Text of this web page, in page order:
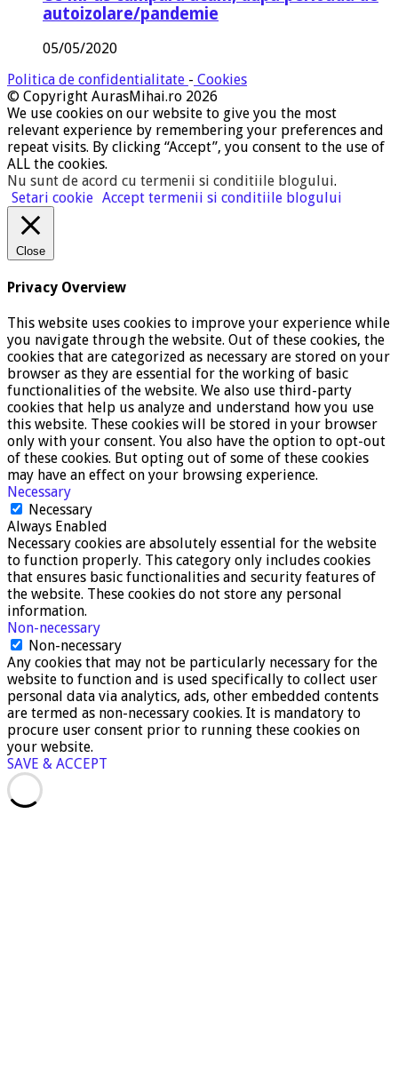
autoizolare/pandemie
05/05/2020
Politica de confidentialitate - Cookies
© Copyright AurasMihai.ro 2026
We use cookies on our website to give you the most
relevant experience by remembering your preferences and
repeat visits. By clicking “Accept”, you consent to the use of
ALL the cookies.
Nu sunt de acord cu termenii si conditiile blogului.
Setari cookie Accept termenii si conditiile blogului
Close
Privacy Overview
This website uses cookies to improve your experience while
you navigate through the website. Out of these cookies, the
cookies that are categorized as necessary are stored on your
browser as they are essential for the working of basic
functionalities of the website. We also use third-party
cookies that help us analyze and understand how you use
this website. These cookies will be stored in your browser
only with your consent. You also have the option to opt-out
of these cookies. But opting out of some of these cookies
may have an effect on your browsing experience.
Necessary
Necessary
Always Enabled
Necessary cookies are absolutely essential for the website
to function properly. This category only includes cookies
that ensures basic functionalities and security features of
the website. These cookies do not store any personal
information.
Non-necessary
Non-necessary
Any cookies that may not be particularly necessary for the
website to function and is used specifically to collect user
personal data via analytics, ads, other embedded contents
are termed as non-necessary cookies. It is mandatory to
procure user consent prior to running these cookies on
your website.
SAVE & ACCEPT